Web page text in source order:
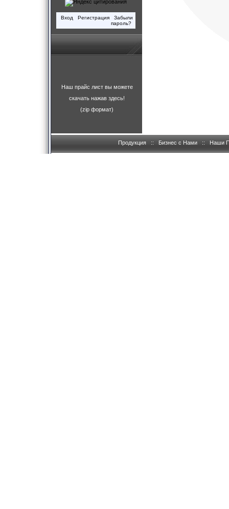
Вход Регистрация
Забыли
пароль?
Наш прайс лист вы можете
скачать нажав здесь!
(zip формат)
Продукция :: Бизнес с Нами :: Наши